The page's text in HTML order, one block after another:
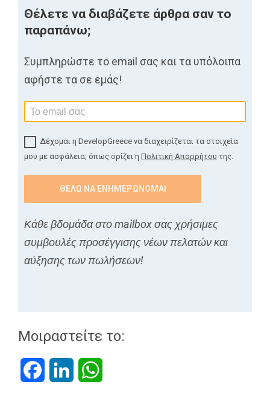
Θέλετε να διαβάζετε άρθρα σαν το
παραπάνω;
Συμπληρώστε το email σας και τα υπόλοιπα
αφήστε τα σε εμάς!
Δέχομαι η DevelopGreece να διαχειρίζεται τα στοιχεία
μου με ασφάλεια, όπως ορίζει η Πολιτική Απορρήτου της.
Κάθε βδομάδα στο mailbox σας χρήσιμες
συμβουλές προσέγγισης νέων πελατών και
αύξησης των πωλήσεων!
Μοιραστείτε το:
FacebookLinkedIn